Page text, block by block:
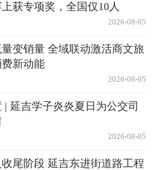
获专项奖，全国仅10人
2026-08-05
变销量 全域联动激活商文旅
新动能
2026-08-05
| 延吉学子炎炎夏日为公交司
2026-08-05
尾阶段 延吉东进街道路工程